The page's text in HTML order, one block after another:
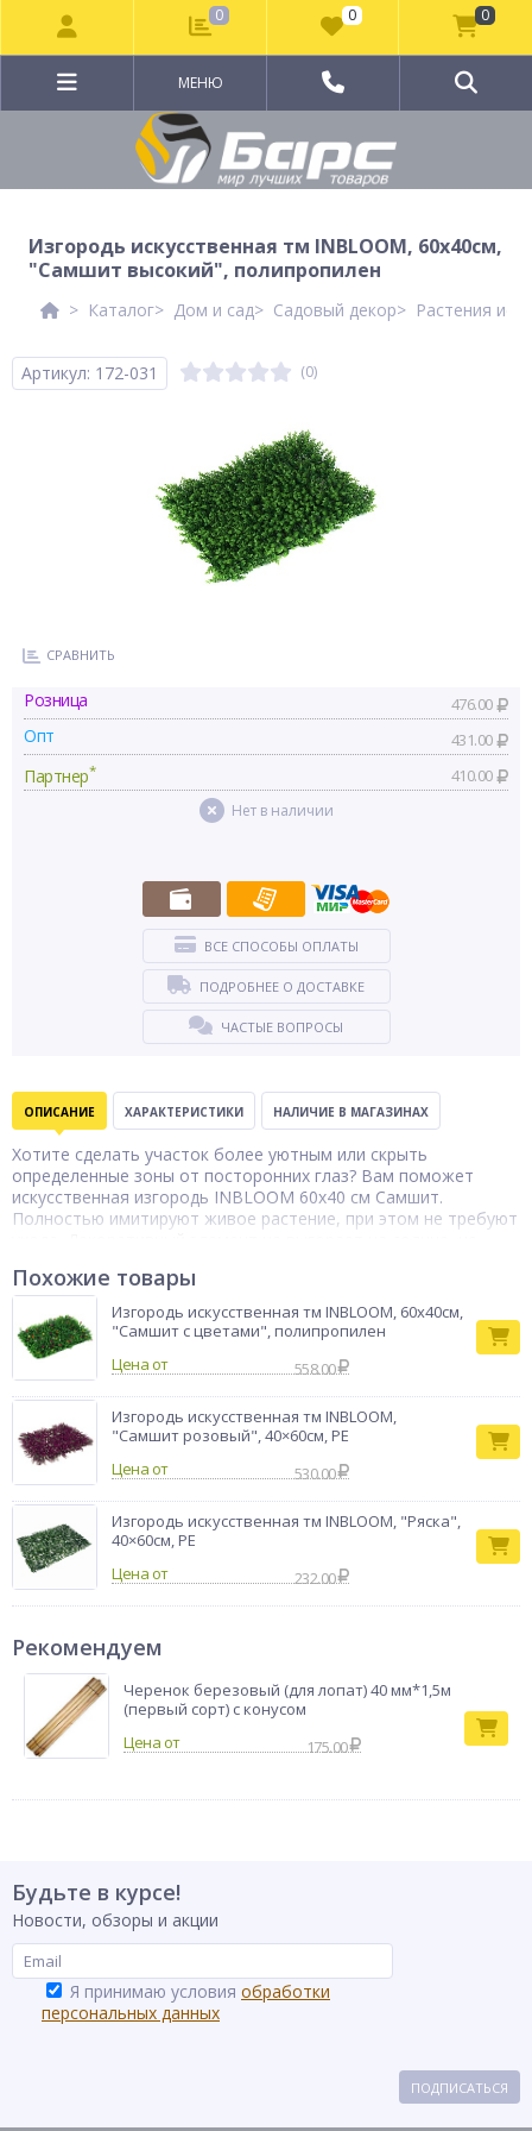
МЕНЮ
Изгородь искусственная тм INBLOOM, 60x40см,
"Самшит высокий", полипропилен
Каталог Дом и сад Садовый декор Растения
Артикул: 172-031 (0)
СРАВНИТЬ
Розница 476.00
Опт 431.00
Партнер* 410.00
Нет в наличии
ВСЕ СПОСОБЫ ОПЛАТЫ
ПОДРОБНЕЕ О ДОСТАВКЕ
ЧАСТЫЕ ВОПРОСЫ
ОПИСАНИЕ ХАРАКТЕРИСТИКИ НАЛИЧИЕ В МАГАЗИНАХ
Хотите сделать участок более уютным или скрыть
определенные зоны от посторонних глаз? Вам поможет
искусственная изгородь INBLOOM 60х40 см Самшит.
Полностью имитируют живое растение, при этом не требуют
творчества. Можно применять для украшения грядок,
беседок, веранд, дачного дома и даже балкона.
Тип товара
Изгородь
Бренд
INBLOOM
Похожие товары
Изгородь искусственная тм INBLOOM, 60x40см,
"Самшит с цветами", полипропилен
Цена от
558.00
Изгородь искусственная тм INBLOOM,
"Самшит розовый", 40×60см, PE
Цена от
530.00
Изгородь искусственная тм INBLOOM, "Ряска",
40×60см, PE
Цена от
232.00
Рекомендуем
Черенок березовый (для лопат) 40 мм*1,5м
(первый сорт) с конусом
175.00
Будьте в курсе!
Новости, обзоры и акции
Я принимаю условия обработки
персональных данных
ПОДПИСАТЬСЯ
0 0 0